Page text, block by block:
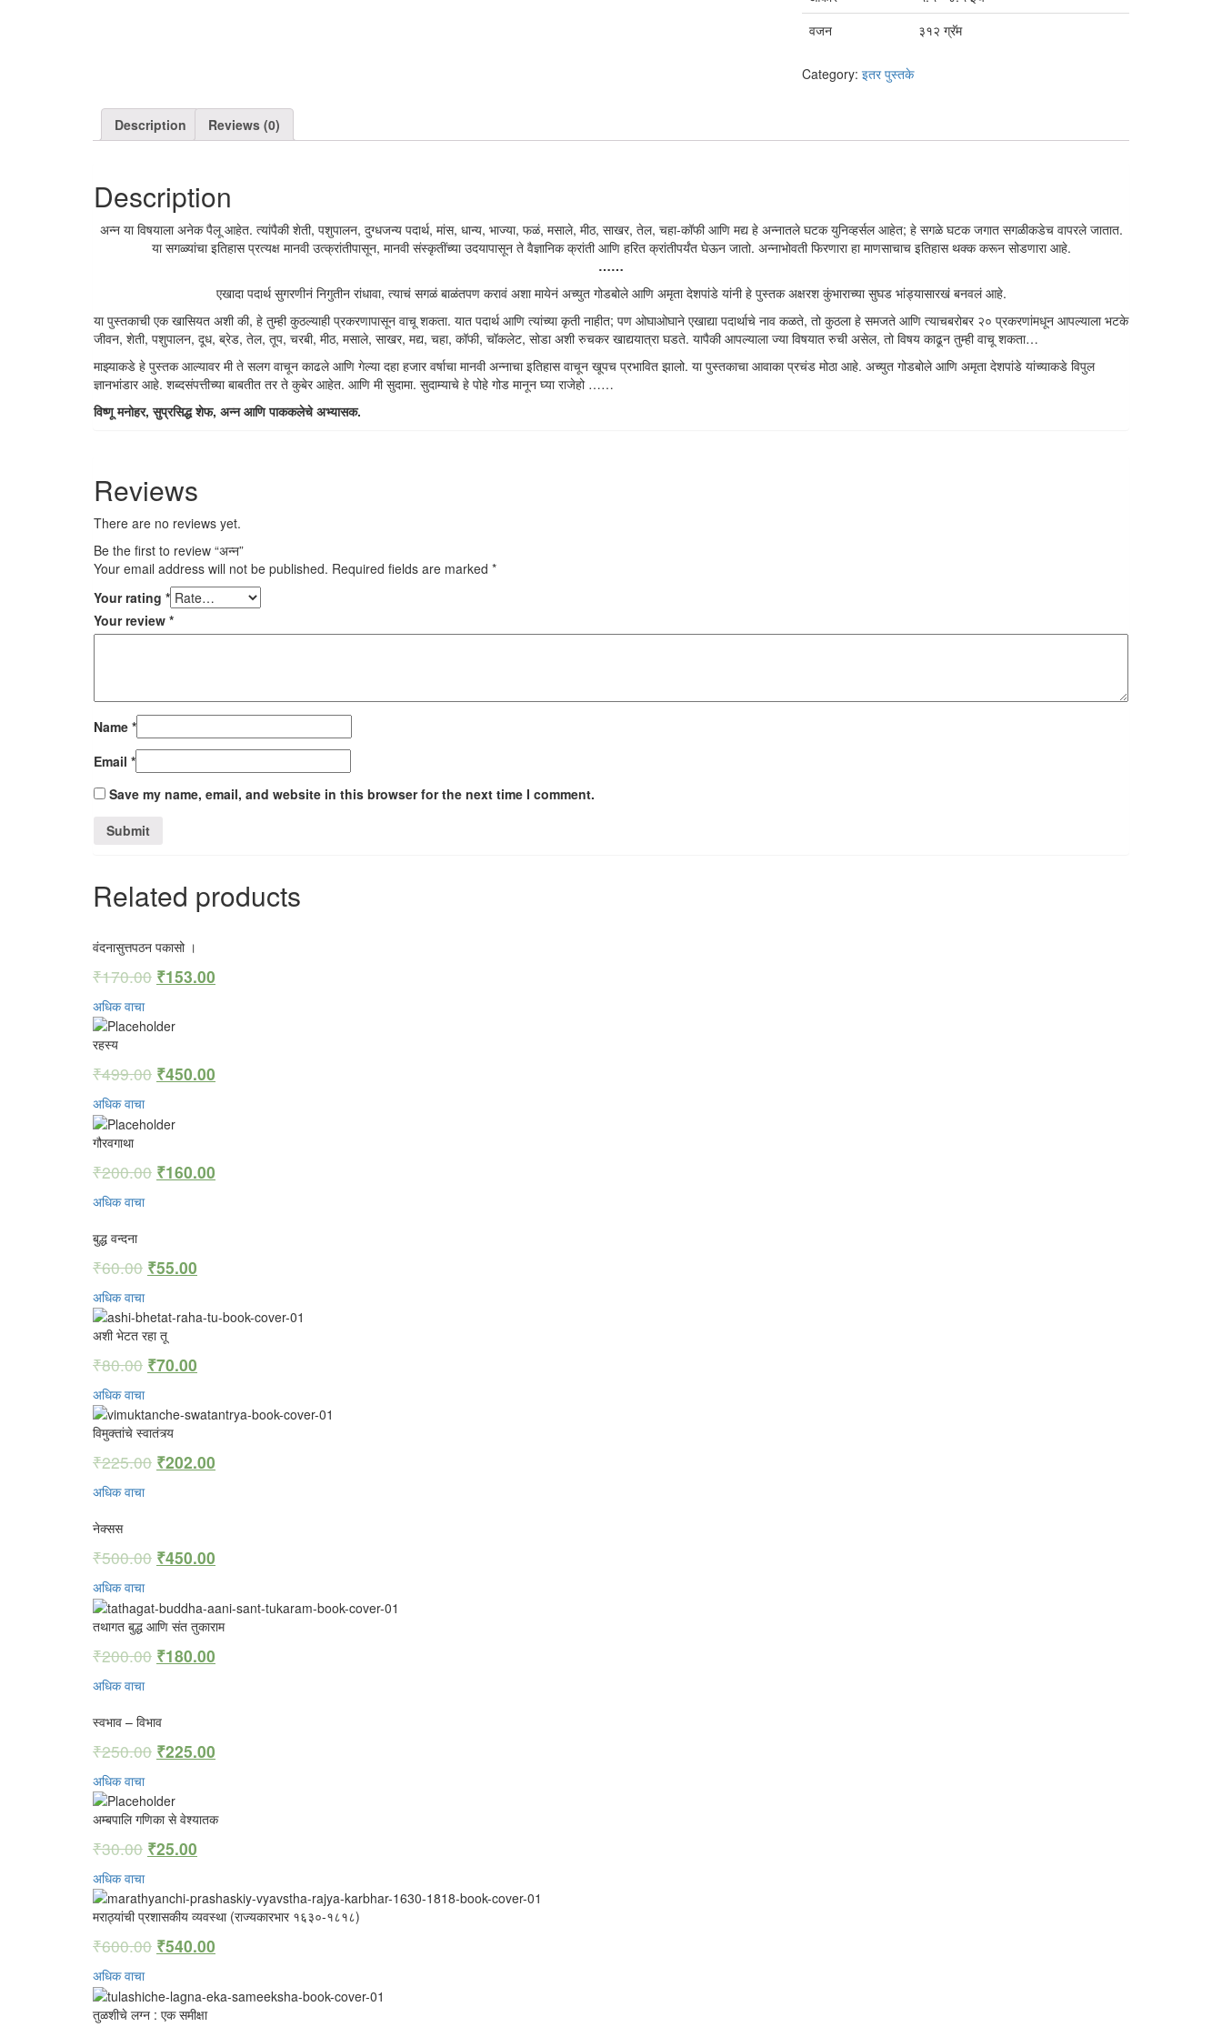
वजन
३१२ ग्रॅम
Category: इतर पुस्तके
Description Reviews (0)
Description
अन्न या विषयाला अनेक पैलू आहेत. त्यांपैकी शेती, पशुपालन, दुग्धजन्य पदार्थ, मांस, धान्य, भाज्या, फळं, मसाले, मीठ, साखर, तेल, चहा-कॉफी आणि मद्य हे अन्नातले घटक युनिव्हर्सल आहेत; हे सगळे घटक जगात सगळीकडेच वापरले जातात.
या सगळ्यांचा इतिहास प्रत्यक्ष मानवी उत्क्रांतीपासून, मानवी संस्कृतींच्या उदयापासून ते वैज्ञानिक क्रांती आणि हरित क्रांतीपर्यंत घेऊन जातो. अन्नाभोवती फिरणारा हा माणसाचाच इतिहास थक्क करून सोडणारा आहे.
……
एखादा पदार्थ सुगरणीनं निगुतीन रांधावा, त्याचं सगळं बाळंतपण करावं अशा मायेनं अच्युत गोडबोले आणि अमृता देशपांडे यांनी हे पुस्तक अक्षरश कुंभाराच्या सुघड भांड्यासारखं बनवलं आहे.
या पुस्तकाची एक खासियत अशी की, हे तुम्ही कुठल्याही प्रकरणापासून वाचू शकता. यात पदार्थ आणि त्यांच्या कृती नाहीत; पण ओघाओघाने एखाद्या पदार्थाचे नाव कळते, तो कुठला हे समजते आणि त्याचबरोबर २० प्रकरणांमधून आपल्याला भटके
जीवन, शेती, पशुपालन, दूध, ब्रेड, तेल, तूप, चरबी, मीठ, मसाले, साखर, मद्य, चहा, कॉफी, चॉकलेट, सोडा अशी रुचकर खाद्ययात्रा घडते. यापैकी आपल्याला ज्या विषयात रुची असेल, तो विषय काढून तुम्ही वाचू शकता…
माझ्याकडे हे पुस्तक आल्यावर मी ते सलग वाचून काढले आणि गेल्या दहा हजार वर्षाचा मानवी अन्नाचा इतिहास वाचून खूपच प्रभावित झालो. या पुस्तकाचा आवाका प्रचंड मोठा आहे. अच्युत गोडबोले आणि अमृता देशपांडे यांच्याकडे विपुल
ज्ञानभांडार आहे. शब्दसंपत्तीच्या बाबतीत तर ते कुबेर आहेत. आणि मी सुदामा. सुदाम्याचे हे पोहे गोड मानून घ्या राजेहो ……
विष्णू मनोहर, सुप्रसिद्ध शेफ, अन्न आणि पाककलेचे अभ्यासक.
Reviews
There are no reviews yet.
Be the first to review “अन्न”
Your email address will not be published. Required fields are marked *
Your rating *
Your review *
Name *
Email *
Save my name, email, and website in this browser for the next time I comment.
Related products
वंदनासुत्तपठन पकासो ।
₹170.00 ₹153.00
अधिक वाचा
रहस्य
₹499.00 ₹450.00
अधिक वाचा
गौरवगाथा
₹200.00 ₹160.00
अधिक वाचा
बुद्ध वन्दना
₹60.00 ₹55.00
अधिक वाचा
अशी भेटत रहा तू
₹80.00 ₹70.00
अधिक वाचा
विमुक्तांचे स्वातंत्र्य
₹225.00 ₹202.00
अधिक वाचा
नेक्सस
₹500.00 ₹450.00
अधिक वाचा
तथागत बुद्ध आणि संत तुकाराम
₹200.00 ₹180.00
अधिक वाचा
स्वभाव – विभाव
₹250.00 ₹225.00
अधिक वाचा
अम्बपालि गणिका से वेश्यातक
₹30.00 ₹25.00
अधिक वाचा
मराठ्यांची प्रशासकीय व्यवस्था (राज्यकारभार १६३०-१८१८)
₹600.00 ₹540.00
अधिक वाचा
तुळशीचे लग्न : एक समीक्षा